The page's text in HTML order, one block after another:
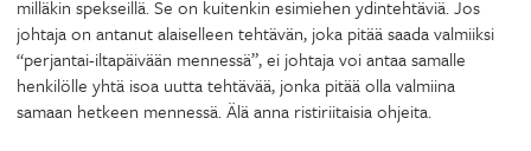
milläkin spekseillä. Se on kuitenkin esimiehen ydintehtäviä. Jos
johtaja on antanut alaiselleen tehtävän, joka pitää saada valmiiksi
“perjantai-iltapäivään mennessä”, ei johtaja voi antaa samalle
henkilölle yhtä isoa uutta tehtävää, jonka pitää olla valmiina
samaan hetkeen mennessä. Älä anna ristiriitaisia ohjeita.